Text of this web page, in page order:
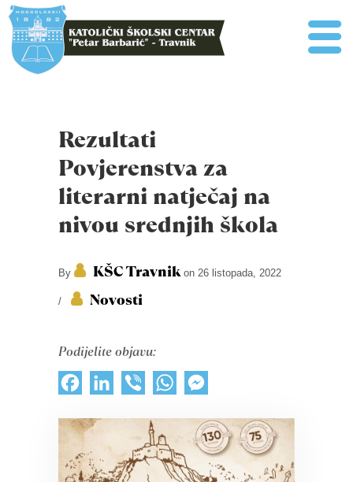
Rezultati
Povjerenstva za
literarni natječaj na
nivou srednjih škola
By KŠC Travnikon 26 listopada, 2022
/ Novosti
Podijelite objavu:
FacebookLinkedInViber WhatsApp